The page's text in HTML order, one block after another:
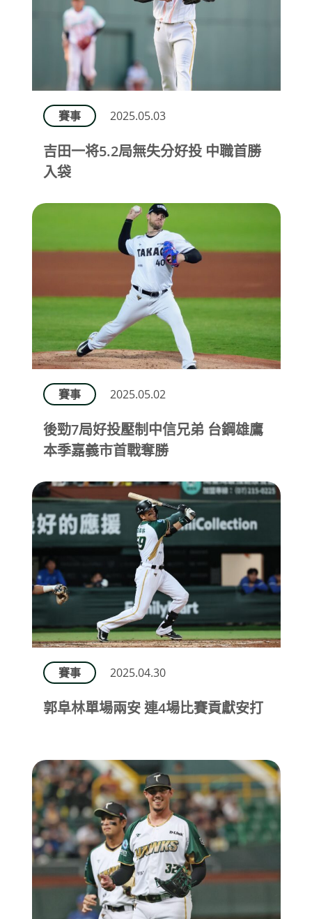
賽事 2025.05.03
吉田一将5.2局無失分好投 中職首勝
入袋
賽事 2025.05.02
後勁7局好投壓制中信兄弟 台鋼雄鷹
本季嘉義市首戰奪勝
賽事 2025.04.30
郭阜林單場兩安 連4場比賽貢獻安打